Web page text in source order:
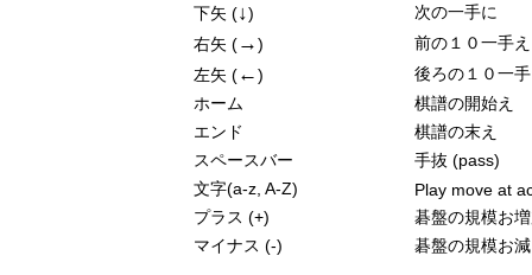
下矢 (↓)
次の一手に
右矢 (→)
前の１０一手え
左矢 (←)
後ろの１０一
ホーム
棋譜の開始え
エンド
棋譜の末え
スペースバー
手抜 (pass)
文字(a-z, A-Z)
Play move at
プラス (+)
碁盤の規模お
マイナス (-)
碁盤の規模お